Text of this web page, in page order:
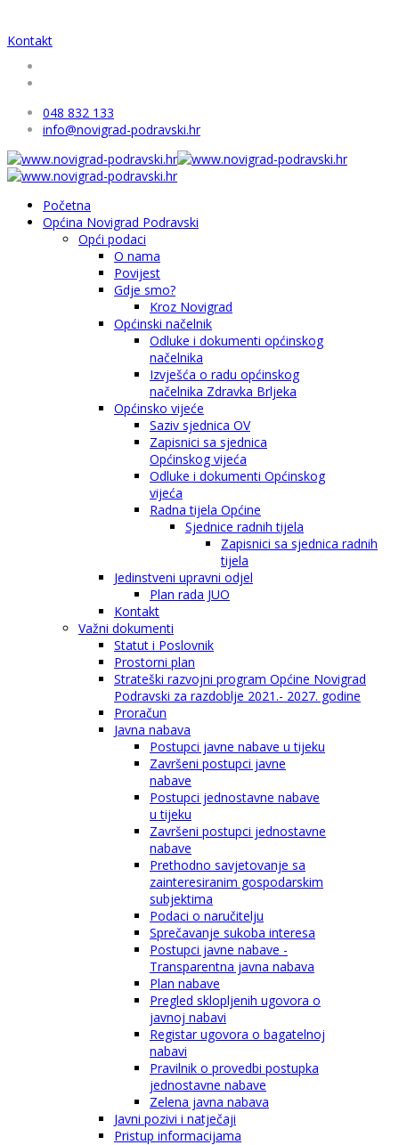
Kontakt
048 832 133
info@novigrad-podravski.hr
Početna
Općina Novigrad Podravski
Opći podaci
O nama
Povijest
Gdje smo?
Kroz Novigrad
Općinski načelnik
Odluke i dokumenti općinskog
načelnika
Izvješća o radu općinskog
načelnika Zdravka Brljeka
Općinsko vijeće
Saziv sjednica OV
Zapisnici sa sjednica
Općinskog vijeća
Odluke i dokumenti Općinskog
vijeća
Radna tijela Općine
Sjednice radnih tijela
Zapisnici sa sjednica radnih
tijela
Jedinstveni upravni odjel
Plan rada JUO
Kontakt
Važni dokumenti
Statut i Poslovnik
Prostorni plan
Strateški razvojni program Općine Novigrad
Podravski za razdoblje 2021.- 2027. godine
Proračun
Javna nabava
Postupci javne nabave u tijeku
Završeni postupci javne
nabave
Postupci jednostavne nabave
u tijeku
Završeni postupci jednostavne
nabave
Prethodno savjetovanje sa
zainteresiranim gospodarskim
subjektima
Podaci o naručitelju
Sprečavanje sukoba interesa
Postupci javne nabave -
Transparentna javna nabava
Plan nabave
Pregled sklopljenih ugovora o
javnoj nabavi
Registar ugovora o bagatelnoj
nabavi
Pravilnik o provedbi postupka
jednostavne nabave
Zelena javna nabava
Javni pozivi i natječaji
Pristup informacijama